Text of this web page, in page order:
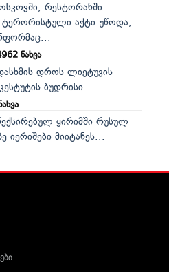
რესტორანში
ტერორისტული აქტი უწოდა,
ნახვა
დროს ლიეტუვის
ბუდრისი
ყირიმში რუსულ
იერიშები მიიტანეს...